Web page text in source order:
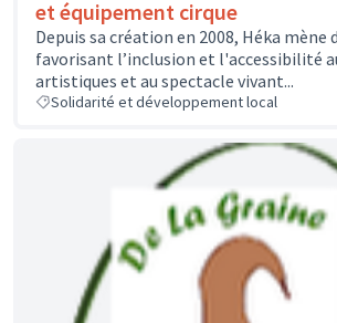
et équipement cirque
Depuis sa création en 2008, Héka mène
favorisant l’inclusion et l'accessibilité
artistiques et au spectacle vivant...
Solidarité et développement local